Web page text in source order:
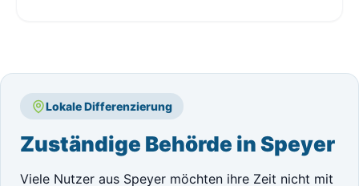
Lokale Differenzierung
Zuständige Behörde in Speyer
Viele Nutzer aus Speyer möchten ihre Zeit nicht mit